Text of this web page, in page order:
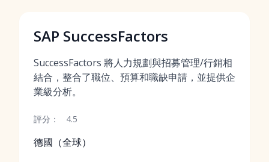
SAP SuccessFactors
SuccessFactors 將人力規劃與招募管理/行銷相
結合，整合了職位、預算和職缺申請，並提供企
業級分析。
評分： 4.5
德國（全球）